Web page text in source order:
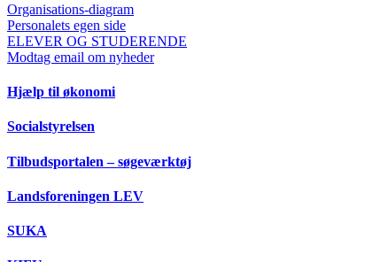
Organisations-diagram
Personalets egen side
ELEVER OG STUDERENDE
Modtag email om nyheder
Hjælp til økonomi
Socialstyrelsen
Tilbudsportalen – søgeværktøj
Landsforeningen LEV
SUKA